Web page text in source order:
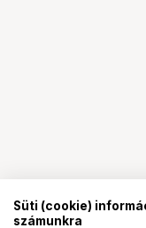
Süti (cookie)
számunkra